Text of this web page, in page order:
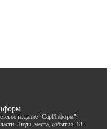
издание "СарИнформ".
Люди, места, события. 18+